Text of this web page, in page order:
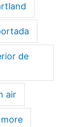
de
air